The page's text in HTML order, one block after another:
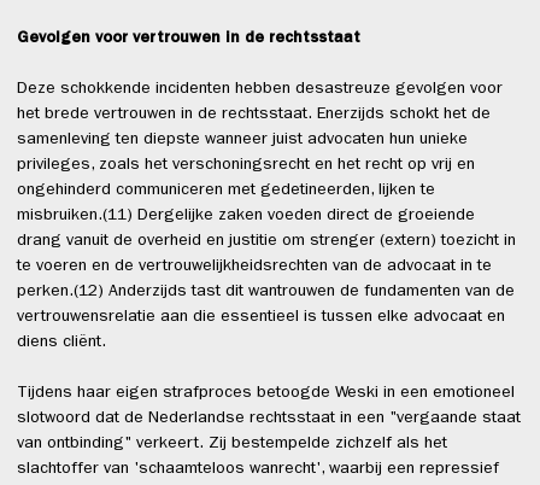
Gevolgen voor vertrouwen in de rechtsstaat
Deze schokkende incidenten hebben desastreuze gevolgen voor
het brede vertrouwen in de rechtsstaat. Enerzijds schokt het de
samenleving ten diepste wanneer juist advocaten hun unieke
privileges, zoals het verschoningsrecht en het recht op vrij en
ongehinderd communiceren met gedetineerden, lijken te
misbruiken.(11) Dergelijke zaken voeden direct de groeiende
drang vanuit de overheid en justitie om strenger (extern) toezicht in
te voeren en de vertrouwelijkheidsrechten van de advocaat in te
perken.(12) Anderzijds tast dit wantrouwen de fundamenten van de
vertrouwensrelatie aan die essentieel is tussen elke advocaat en
diens cliënt.
Tijdens haar eigen strafproces betoogde Weski in een emotioneel
slotwoord dat de Nederlandse rechtsstaat in een "vergaande staat
van ontbinding" verkeert. Zij bestempelde zichzelf als het
slachtoffer van 'schaamteloos wanrecht', waarbij een repressief